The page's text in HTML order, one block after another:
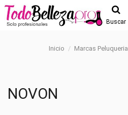
Buscar
Inicio Marcas Peluqueria
NOVON